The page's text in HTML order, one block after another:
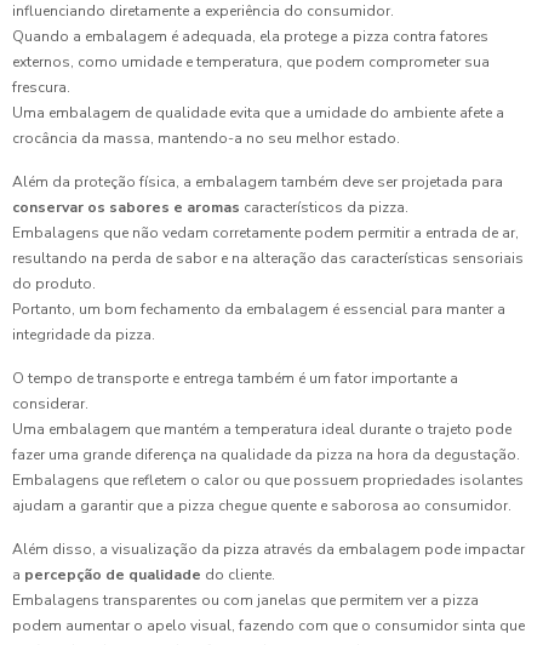
influenciando diretamente a experiência do consumidor.
Quando a embalagem é adequada, ela protege a pizza contra fatores
externos, como umidade e temperatura, que podem comprometer sua
frescura.
Uma embalagem de qualidade evita que a umidade do ambiente afete a
crocância da massa, mantendo-a no seu melhor estado.
Além da proteção física, a embalagem também deve ser projetada para
conservar os sabores e aromas característicos da pizza.
Embalagens que não vedam corretamente podem permitir a entrada de ar,
resultando na perda de sabor e na alteração das características sensoriais
do produto.
Portanto, um bom fechamento da embalagem é essencial para manter a
integridade da pizza.
O tempo de transporte e entrega também é um fator importante a
considerar.
Uma embalagem que mantém a temperatura ideal durante o trajeto pode
fazer uma grande diferença na qualidade da pizza na hora da degustação.
Embalagens que refletem o calor ou que possuem propriedades isolantes
ajudam a garantir que a pizza chegue quente e saborosa ao consumidor.
Além disso, a visualização da pizza através da embalagem pode impactar
a percepção de qualidade do cliente.
Embalagens transparentes ou com janelas que permitem ver a pizza
podem aumentar o apelo visual, fazendo com que o consumidor sinta que